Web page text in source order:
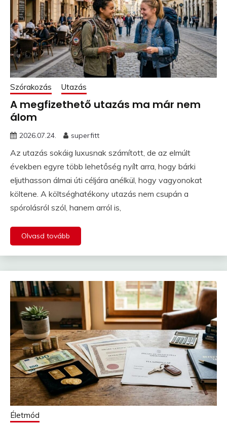
Szórakozás Utazás
A megfizethető utazás ma már nem
álom
2026.07.24. superfitt
Az utazás sokáig luxusnak számított, de az elmúlt
években egyre több lehetőség nyílt arra, hogy bárki
eljuthasson álmai úti céljára anélkül, hogy vagyonokat
költene. A költséghatékony utazás nem csupán a
spórolásról szól, hanem arról is,
Olvasd tovább
Életmód